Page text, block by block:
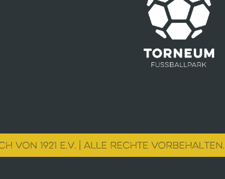
VON 1921 E.V. | ALLE RECHTE VORBEHALTEN.